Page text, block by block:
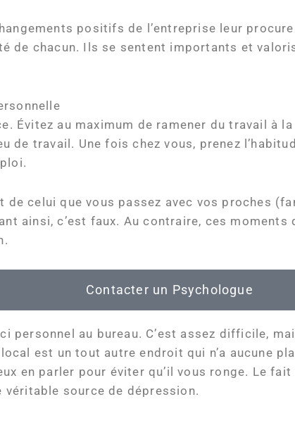
positifs de l’entreprise leur
de chacun. Ils se sentent importants et
Évitez au maximum de ramener du travail à
travail. Une fois chez vous, prenez
celui que vous passez avec vos proches
ainsi, c’est faux. Au contraire, ces
Contacter un Psychologue
personnel au bureau. C’est assez difficile,
est un tout autre endroit qui n’a aucune
en parler pour éviter qu’il vous ronge. Le
source de dépression.